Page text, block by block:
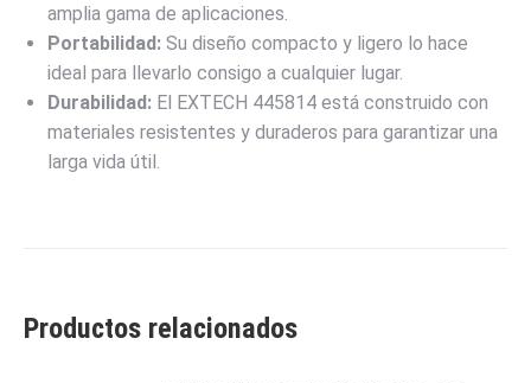
amplia gama de aplicaciones.
Portabilidad: Su diseño compacto y ligero lo hace
ideal para llevarlo consigo a cualquier lugar.
Durabilidad: El EXTECH 445814 está construido con
materiales resistentes y duraderos para garantizar una
larga vida útil.
Productos relacionados